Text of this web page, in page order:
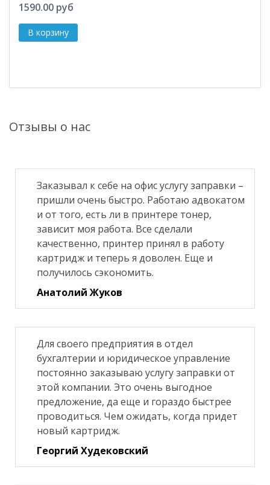
1590.00 руб
Отзывы о нас
Заказывал к себе на офис услугу заправки –
пришли очень быстро. Работаю адвокатом
и от того, есть ли в принтере тонер,
зависит моя работа. Все сделали
качественно, принтер принял в работу
картридж и теперь я доволен. Еще и
получилось сэкономить.
Анатолий Жуков
Для своего предприятия в отдел
бухгалтерии и юридическое управление
постоянно заказываю услугу заправки от
этой компании. Это очень выгодное
предложение, да еще и гораздо быстрее
проводиться. Чем ожидать, когда придет
новый картридж.
Георгий Худековский